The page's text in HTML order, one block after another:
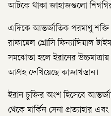
আটকে থাকা জাহাজগুলো
এদিকে আন্তর্জাতিক পরমাণু
রাফায়েল গ্রোসি ফিন্যান্সিয়াল
সমঝোতা হলে ইরানের
আগ্রহ দেখিয়েছে কাজাখস্তান।
ইরান চুক্তির অংশ হিসেবে
থেকে মার্কিন সেনা প্রত্যাহার